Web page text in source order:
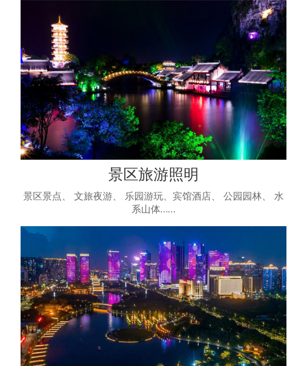
景区旅游照明
景区景点、 文旅夜游、 乐园游玩、宾馆酒店、 公园园林、 水
系山体……